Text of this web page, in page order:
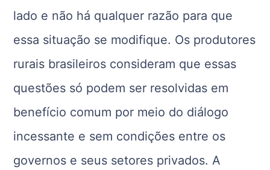
lado e não há qualquer razão para que
essa situação se modifique. Os produtores
rurais brasileiros consideram que essas
questões só podem ser resolvidas em
benefício comum por meio do diálogo
incessante e sem condições entre os
governos e seus setores privados. A